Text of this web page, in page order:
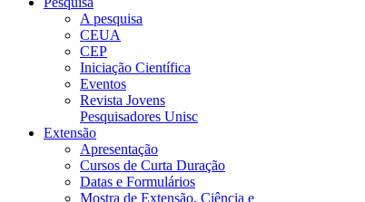
A pesquisa
CEUA
CEP
Iniciação Científica
Eventos
Revista Jovens
Pesquisadores Unisc
Extensão
Apresentação
Cursos de Curta Duração
Datas e Formulários
Mostra de Extensão, Ciência e